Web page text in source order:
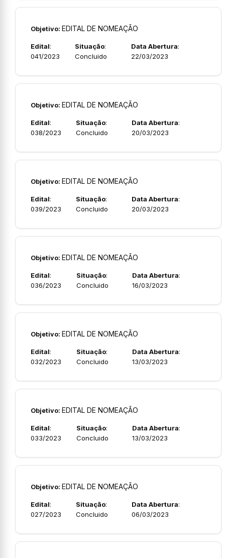
Objetivo: EDITAL DE NOMEAÇÃO
Edital:
041/2023
Situação:
Concluido
Data Abertura:
22/03/2023
Objetivo: EDITAL DE NOMEAÇÃO
Edital:
038/2023
Situação:
Concluido
Data Abertura:
20/03/2023
Objetivo: EDITAL DE NOMEAÇÃO
Edital:
039/2023
Situação:
Concluido
Data Abertura:
20/03/2023
Objetivo: EDITAL DE NOMEAÇÃO
Edital:
036/2023
Situação:
Concluido
Data Abertura:
16/03/2023
Objetivo: EDITAL DE NOMEAÇÃO
Edital:
032/2023
Situação:
Concluido
Data Abertura:
13/03/2023
Objetivo: EDITAL DE NOMEAÇÃO
Edital:
033/2023
Situação:
Concluido
Data Abertura:
13/03/2023
Objetivo: EDITAL DE NOMEAÇÃO
Edital:
027/2023
Situação:
Concluido
Data Abertura:
06/03/2023